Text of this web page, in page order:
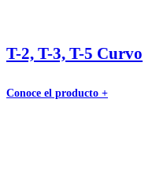
T-2, T-3, T-5 Curvo
Conoce el producto +